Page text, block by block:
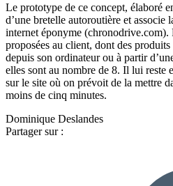
Le prototype de ce concept, élaboré
d’une bretelle autoroutière et associe
internet éponyme (chronodrive.com).
proposées au client, dont des
depuis son ordinateur ou à partir
elles sont au nombre de 8. Il lui reste
sur le site où on prévoit de la mettre
moins de cinq minutes.
Dominique Deslandes
Partager sur :